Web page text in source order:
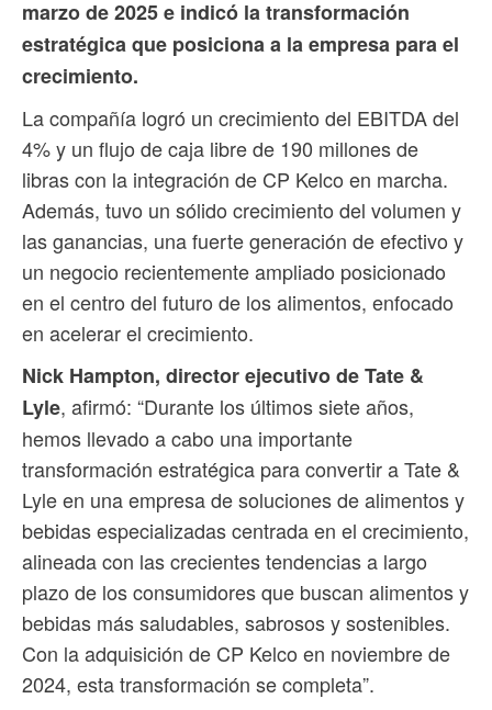
marzo de 2025 e indicó la transformación
estratégica que posiciona a la empresa para el
crecimiento.
La compañía logró un crecimiento del EBITDA del
4% y un flujo de caja libre de 190 millones de
libras con la integración de CP Kelco en marcha.
Además, tuvo un sólido crecimiento del volumen y
las ganancias, una fuerte generación de efectivo y
un negocio recientemente ampliado posicionado
en el centro del futuro de los alimentos, enfocado
en acelerar el crecimiento.
Nick Hampton, director ejecutivo de Tate &
Lyle, afirmó: “Durante los últimos siete años,
hemos llevado a cabo una importante
transformación estratégica para convertir a Tate &
Lyle en una empresa de soluciones de alimentos y
bebidas especializadas centrada en el crecimiento,
alineada con las crecientes tendencias a largo
plazo de los consumidores que buscan alimentos y
bebidas más saludables, sabrosos y sostenibles.
Con la adquisición de CP Kelco en noviembre de
2024, esta transformación se completa”.